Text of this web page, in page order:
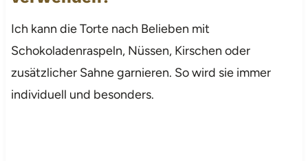
Ich kann die Torte nach Belieben mit
Schokoladenraspeln, Nüssen, Kirschen oder
zusätzlicher Sahne garnieren. So wird sie immer
individuell und besonders.